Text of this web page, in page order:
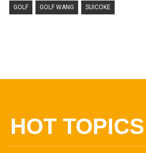
GOLF GOLF WANG SUICOKE
HOT TOPICS